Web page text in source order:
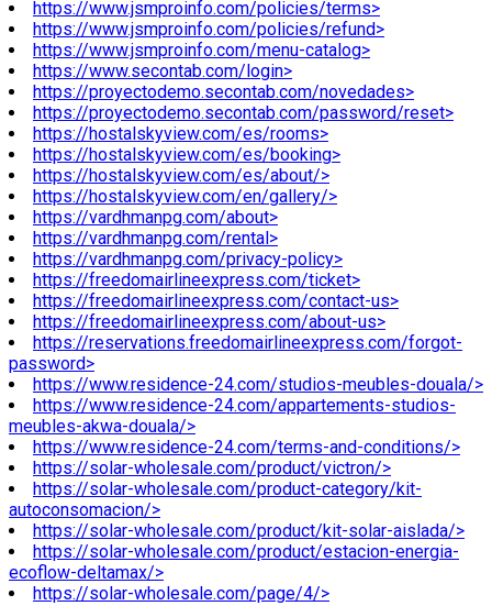
https://www.jsmproinfo.com/policies/terms>
https://www.jsmproinfo.com/policies/refund>
https://www.jsmproinfo.com/menu-catalog>
https://www.secontab.com/login>
https://proyectodemo.secontab.com/novedades>
https://proyectodemo.secontab.com/password/reset>
https://hostalskyview.com/es/rooms>
https://hostalskyview.com/es/booking>
https://hostalskyview.com/es/about/>
https://hostalskyview.com/en/gallery/>
https://vardhmanpg.com/about>
https://vardhmanpg.com/rental>
https://vardhmanpg.com/privacy-policy>
https://freedomairlineexpress.com/ticket>
https://freedomairlineexpress.com/contact-us>
https://freedomairlineexpress.com/about-us>
https://reservations.freedomairlineexpress.com/forgot-
password>
https://www.residence-24.com/studios-meubles-douala/>
https://www.residence-24.com/appartements-studios-
meubles-akwa-douala/>
https://www.residence-24.com/terms-and-conditions/>
https://solar-wholesale.com/product/victron/>
https://solar-wholesale.com/product-category/kit-
autoconsomacion/>
https://solar-wholesale.com/product/kit-solar-aislada/>
https://solar-wholesale.com/product/estacion-energia-
ecoflow-deltamax/>
https://solar-wholesale.com/page/4/>